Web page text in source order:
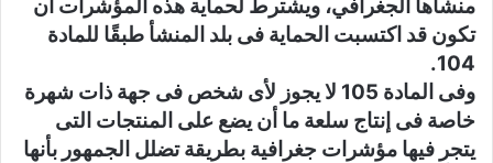
منشأها الجغرافي، ويشترط لحماية هذه المؤشرات أن
تكون قد اكتسبت الحماية فى بلد المنشأ طبقًا للمادة
104.
وفى المادة 105 لا يجوز لأى شخص فى جهة ذات شهرة
خاصة فى إنتاج سلعة ما أن يضع على المنتجات التى
يتجر فيها مؤشرات جغرافية بطريقة تضلل الجمهور بأنها